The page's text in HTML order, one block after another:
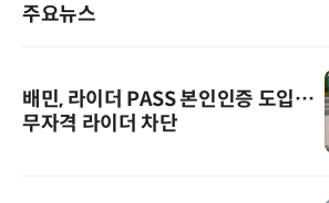
주요뉴스
배민, 라이더 PASS 본인인증 도입…
무자격 라이더 차단